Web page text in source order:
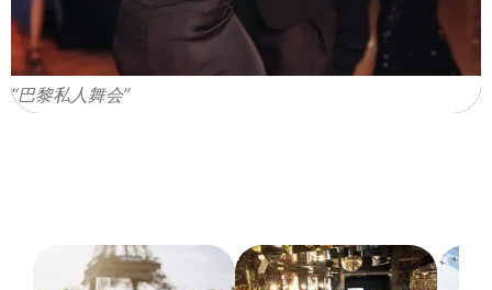
“巴黎私人舞会”